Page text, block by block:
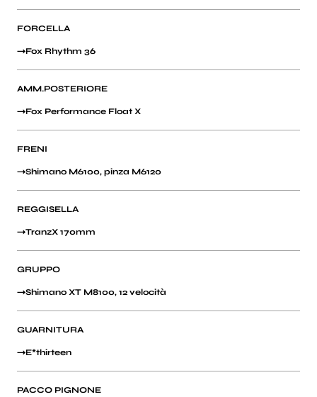
FORCELLA
Fox Rhythm 36
AMM.POSTERIORE
Fox Performance Float X
FRENI
Shimano M6100, pinza M6120
REGGISELLA
TranzX 170mm
GRUPPO
Shimano XT M8100, 12 velocità
GUARNITURA
E*thirteen
PACCO PIGNONE